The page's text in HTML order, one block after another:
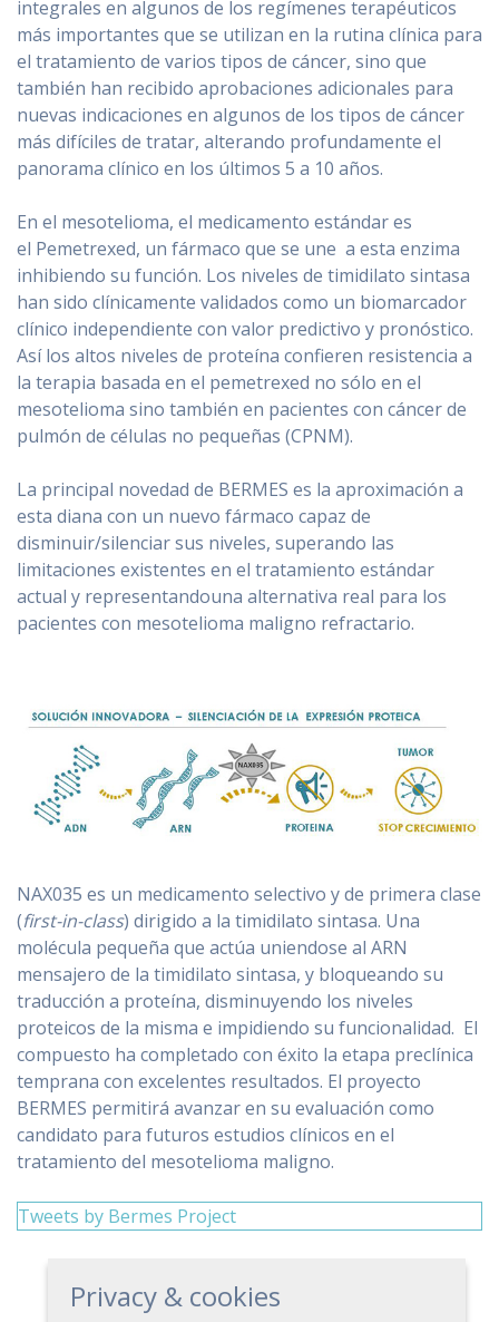
integrales en algunos de los regímenes terapéuticos
más importantes que se utilizan en la rutina clínica para
el tratamiento de varios tipos de cáncer, sino que
también han recibido aprobaciones adicionales para
nuevas indicaciones en algunos de los tipos de cáncer
más difíciles de tratar, alterando profundamente el
panorama clínico en los últimos 5 a 10 años.
En el mesotelioma, el medicamento estándar es
el Pemetrexed, un fármaco que se une a esta enzima
inhibiendo su función. Los niveles de timidilato sintasa
han sido clínicamente validados como un biomarcador
clínico independiente con valor predictivo y pronóstico.
Así los altos niveles de proteína confieren resistencia a
la terapia basada en el pemetrexed no sólo en el
mesotelioma sino también en pacientes con cáncer de
pulmón de células no pequeñas (CPNM).
La principal novedad de BERMES es la aproximación a
esta diana con un nuevo fármaco capaz de
disminuir/silenciar sus niveles, superando las
limitaciones existentes en el tratamiento estándar
actual y representandouna alternativa real para los
pacientes con mesotelioma maligno refractario.
NAX035 es un medicamento selectivo y de primera clase
(first-in-class) dirigido a la timidilato sintasa. Una
molécula pequeña que actúa uniendose al ARN
mensajero de la timidilato sintasa, y bloqueando su
traducción a proteína, disminuyendo los niveles
proteicos de la misma e impidiendo su funcionalidad. El
compuesto ha completado con éxito la etapa preclínica
temprana con excelentes resultados. El proyecto
BERMES permitirá avanzar en su evaluación como
candidato para futuros estudios clínicos en el
tratamiento del mesotelioma maligno.
Tweets by Bermes Project
Privacy & cookies